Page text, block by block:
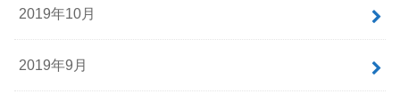
2019年10月
2019年9月